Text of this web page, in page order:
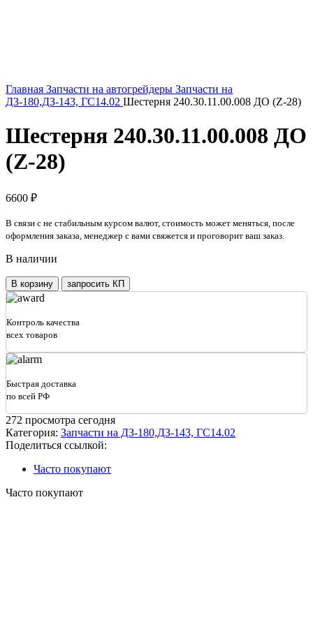
Главная Запчасти на автогрейдеры Запчасти на
ДЗ-180,ДЗ-143, ГС14.02 Шестерня 240.30.11.00.008 ДО (Z-28)
Шестерня 240.30.11.00.008 ДО
(Z-28)
6600 ₽
В связи с не стабильным курсом валют, стоимость может меняться, после
оформления заказа, менеджер с вами свяжется и проговорит ваш заказ.
В наличии
Количество
товара
Шестерня
240.30.11.00.008
ДО
28)
В корзину запросить КП
Контроль качества
всех товаров
Быстрая доставка
по всей РФ
272 просмотра сегодня
Категория: Запчасти на ДЗ-180,ДЗ-143, ГС14.02
Поделиться ссылкой:
Часто покупают
Часто покупают